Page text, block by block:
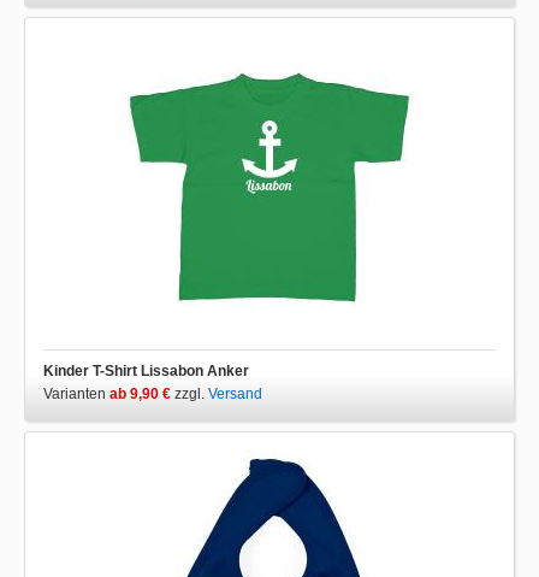
Kinder T-Shirt Lissabon Anker
Varianten ab 9,90 € zzgl. Versand